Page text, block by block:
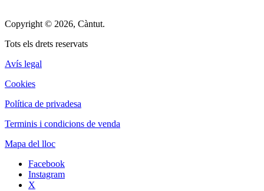
Copyright © 2026, Càntut.
Tots els drets reservats
Avís legal
Cookies
Política de privadesa
Terminis i condicions de venda
Mapa del lloc
Facebook
Instagram
X